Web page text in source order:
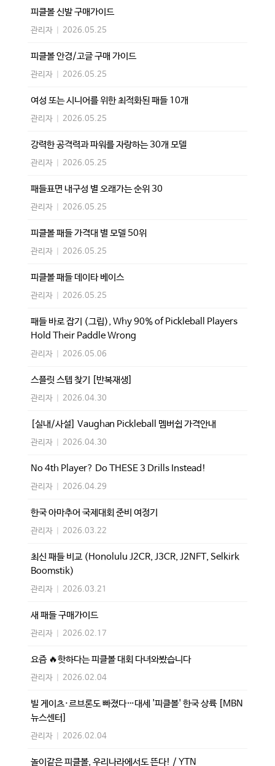
피클볼 신발 구매가이드
관리자 2026.05.25
피클볼 안경/고글 구매 가이드
관리자 2026.05.25
여성 또는 시니어를 위한 최적화된 패들 10개
관리자 2026.05.25
강력한 공격력과 파워를 자랑하는 30개 모델
관리자 2026.05.25
패들표면 내구성 별 오래가는 순위 30
관리자 2026.05.25
피클볼 패들 가격대 별 모델 50위
관리자 2026.05.25
피클볼 패들 데이타 베이스
관리자 2026.05.25
패들 바로 잡기 (그립), Why 90% of Pickleball Players
Hold Their Paddle Wrong
관리자 2026.05.06
스플릿 스텝 찾기 [반복재생]
관리자 2026.04.30
[실내/사설] Vaughan Pickleball 멤버쉽 가격안내
관리자 2026.04.30
No 4th Player? Do THESE 3 Drills Instead!
관리자 2026.04.29
한국 아마추어 국제대회 준비 여정기
관리자 2026.03.22
최신 패들 비교 (Honolulu J2CR, J3CR, J2NFT, Selkirk
Boomstik)
관리자 2026.03.21
새 패들 구매가이드
관리자 2026.02.17
요즘 🔥핫하다는 피클볼 대회 다녀와봤습니다
관리자 2026.02.04
빌 게이츠·르브론도 빠졌다…대세 '피클볼' 한국 상륙 [MBN
뉴스센터]
관리자 2026.02.04
놀이같은 피클볼, 우리나라에서도 뜬다! / YTN